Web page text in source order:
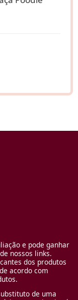
e pode ganhar
nossos links.
dos produtos
acordo com
de uma